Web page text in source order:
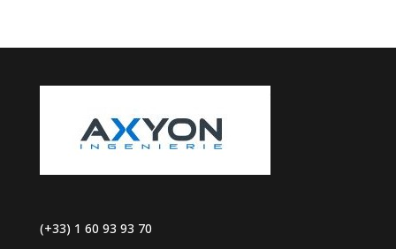
(+33) 1 60 93 93 70